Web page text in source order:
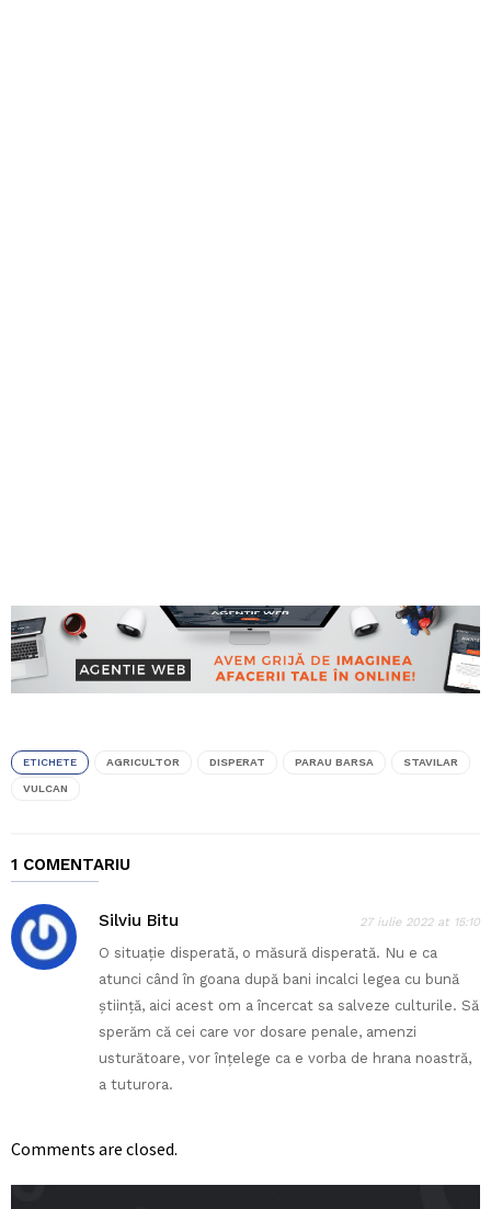
ETICHETE AGRICULTOR DISPERAT PARAU BARSA STAVILAR
VULCAN
1 COMENTARIU
Silviu Bitu 27 iulie 2022 at 15:10
O situație disperată, o măsură disperată. Nu e ca
atunci când în goana după bani incalci legea cu bună
știință, aici acest om a încercat sa salveze culturile. Să
sperăm că cei care vor dosare penale, amenzi
usturătoare, vor înțelege ca e vorba de hrana noastră,
a tuturora.
Comments are closed.